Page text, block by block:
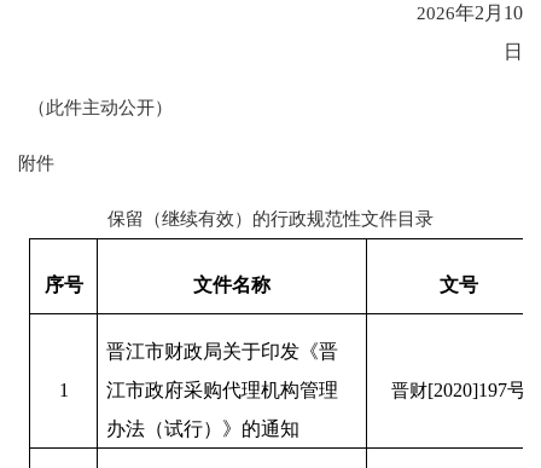
2026年2 月 10
日
（此件主动公开）
附件
保留（继续有效）的行政规范性文件目录
序号 文件名称 文号
1
晋江市财政局关于印发《晋
江市政府采购代理机构管理
办法（试行）》的通知
晋财[2020]197号